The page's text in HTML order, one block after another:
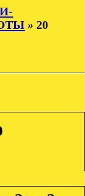
»20